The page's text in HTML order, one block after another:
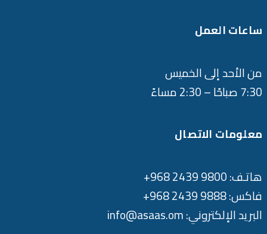
ساعات العمل
من الأحد إلى الخميس
7:30 صباحًا – 2:30 مساءً
معلومات الاتصال
هاتـف: 9800 2439 968+
فاكس: 9888 2439 968+
البريد الإلكتروني: info@asaas.om